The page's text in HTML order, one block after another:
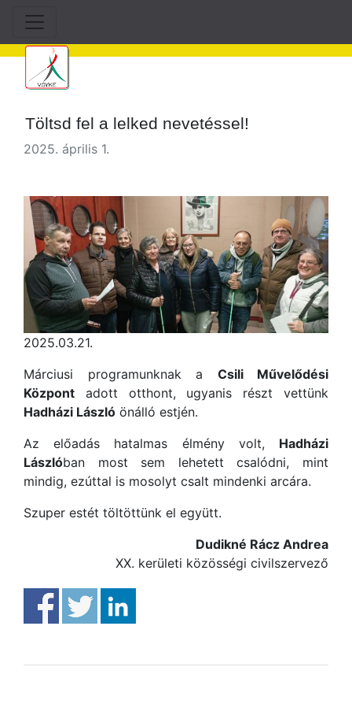
Töltsd fel a lelked nevetéssel!
2025. április 1.
2025.03.21.
Márciusi programunknak a Csili Művelődési
Központ adott otthont, ugyanis részt vettünk
Hadházi László önálló estjén.
Az előadás hatalmas élmény volt, Hadházi
Lászlóban most sem lehetett csalódni, mint
mindig, ezúttal is mosolyt csalt mindenki arcára.
Szuper estét töltöttünk el együtt.
Dudikné Rácz Andrea
XX. kerületi közösségi civilszervező